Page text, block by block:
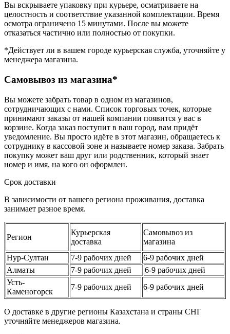
Вы вскрываете упаковку при курьере, осматриваете на
целостность и соответствие указанной комплектации. Время
осмотра ограничено 15 минутами. После вы можете
отказаться частично или полностью от покупки.
*Действует ли в вашем городе курьерская служба, уточняйте у
менеджера магазина.
Самовывоз из магазина*
Вы можете забрать товар в одном из магазинов,
сотрудничающих с нами. Список торговых точек, которые
принимают заказы от нашей компании появится у вас в
корзине. Когда заказ поступит в ваш город, вам придёт
уведомление. Вы просто идёте в этот магазин, обращаетесь к
сотруднику в кассовой зоне и называете номер заказа. Забрать
покупку может ваш друг или родственник, который знает
номер и имя, на кого он оформлен.
Срок доставки
В зависимости от вашего региона проживания, доставка
занимает разное время.
Регион
Курьерская
доставка
Самовывоз из
магазина
Нур-Султан
7-9 рабочих дней
6-9 рабочих дней
Алматы
7-9 рабочих дней
6-9 рабочих дней
Усть-
Каменогорск
7-9 рабочих дней 6-9 рабочих дней
О доставке в другие регионы Казахстана и страны СНГ
уточняйте менеджеров магазина.